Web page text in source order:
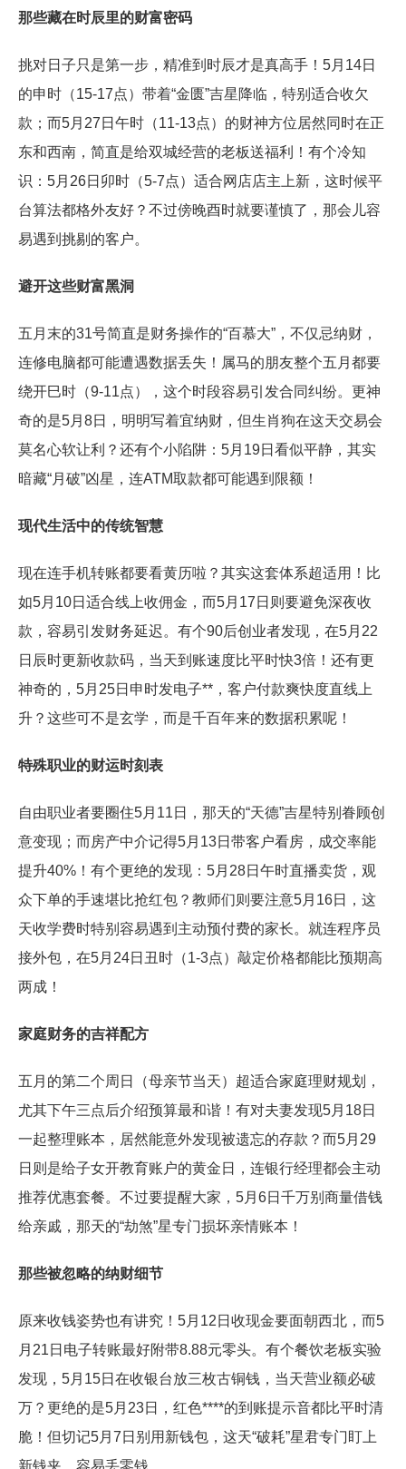
那些藏在时辰里的财富密码
挑对日子只是第一步，精准到时辰才是真高手！5月14日
的申时（15-17点）带着“金匮”吉星降临，特别适合收欠
款；而5月27日午时（11-13点）的财神方位居然同时在正
东和西南，简直是给双城经营的老板送福利！有个冷知
识：5月26日卯时（5-7点）适合网店店主上新，这时候平
台算法都格外友好？不过傍晚酉时就要谨慎了，那会儿容
易遇到挑剔的客户。
避开这些财富黑洞
五月末的31号简直是财务操作的“百慕大”，不仅忌纳财，
连修电脑都可能遭遇数据丢失！属马的朋友整个五月都要
绕开巳时（9-11点），这个时段容易引发合同纠纷。更神
奇的是5月8日，明明写着宜纳财，但生肖狗在这天交易会
莫名心软让利？还有个小陷阱：5月19日看似平静，其实
暗藏“月破”凶星，连ATM取款都可能遇到限额！
现代生活中的传统智慧
现在连手机转账都要看黄历啦？其实这套体系超适用！比
如5月10日适合线上收佣金，而5月17日则要避免深夜收
款，容易引发财务延迟。有个90后创业者发现，在5月22
日辰时更新收款码，当天到账速度比平时快3倍！还有更
神奇的，5月25日申时发电子**，客户付款爽快度直线上
升？这些可不是玄学，而是千百年来的数据积累呢！
特殊职业的财运时刻表
自由职业者要圈住5月11日，那天的“天德”吉星特别眷顾创
意变现；而房产中介记得5月13日带客户看房，成交率能
提升40%！有个更绝的发现：5月28日午时直播卖货，观
众下单的手速堪比抢红包？教师们则要注意5月16日，这
天收学费时特别容易遇到主动预付费的家长。就连程序员
接外包，在5月24日丑时（1-3点）敲定价格都能比预期高
两成！
家庭财务的吉祥配方
五月的第二个周日（母亲节当天）超适合家庭理财规划，
尤其下午三点后介绍预算最和谐！有对夫妻发现5月18日
一起整理账本，居然能意外发现被遗忘的存款？而5月29
日则是给子女开教育账户的黄金日，连银行经理都会主动
推荐优惠套餐。不过要提醒大家，5月6日千万别商量借钱
给亲戚，那天的“劫煞”星专门损坏亲情账本！
那些被忽略的纳财细节
原来收钱姿势也有讲究！5月12日收现金要面朝西北，而5
月21日电子转账最好附带8.88元零头。有个餐饮老板实验
发现，5月15日在收银台放三枚古铜钱，当天营业额必破
万？更绝的是5月23日，红色****的到账提示音都比平时清
脆！但切记5月7日别用新钱包，这天“破耗”星君专门盯上
新钱夹，容易丢零钱。